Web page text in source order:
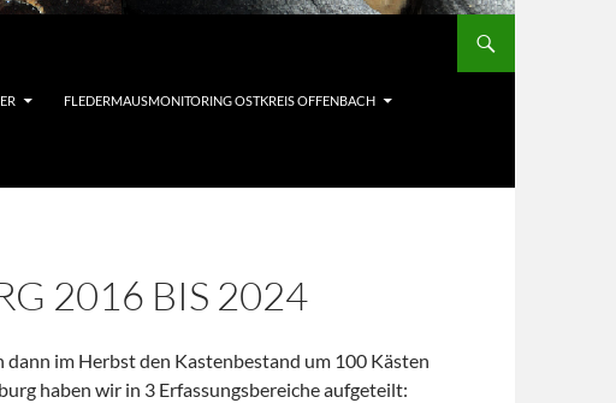
FLEDERMAUSMONITORING OSTKREIS OFFENBACH
2016 BIS 2024
im Herbst den Kastenbestand um 100 Kästen
haben wir in 3 Erfassungsbereiche aufgeteilt: